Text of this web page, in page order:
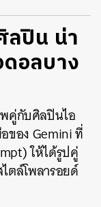
ปิน น่า
อลบาง
คู่กับศิลปินไอ
ของ Gemini ที่
ให้ได้รูปคู่
ตล์โพลารอยด์